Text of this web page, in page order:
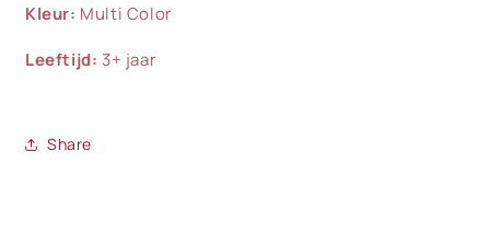
Kleur: Multi Color
Leeftijd: 3+ jaar
Share